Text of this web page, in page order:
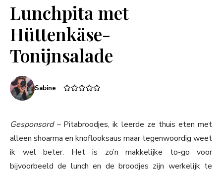
Lunchpita met
Hüttenkäse-
Tonijnsalade
Sabine
Gesponsord – Pitabroodjes, ik leerde ze thuis eten met
alleen shoarma en knoflooksaus maar tegenwoordig weet
ik wel beter. Het is zo’n makkelijke to-go voor
bijvoorbeeld de lunch en de broodjes zijn werkelijk te